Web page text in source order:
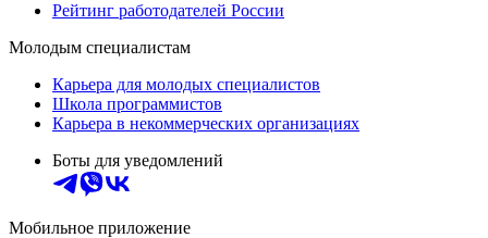
Рейтинг работодателей России
Молодым специалистам
Карьера для молодых специалистов
Школа программистов
Карьера в некоммерческих организациях
Боты для уведомлений
Мобильное приложение